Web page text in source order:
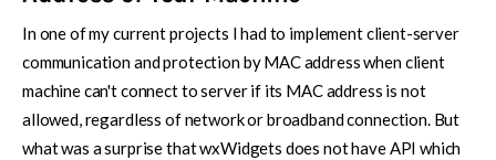
In one of my current projects I had to implement client-server
communication and protection by MAC address when client
machine can't connect to server if its MAC address is not
allowed, regardless of network or broadband connection. But
what was a surprise that wxWidgets does not have API which